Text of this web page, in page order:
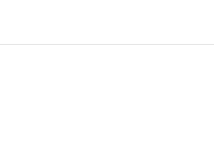
Автомодели для сборки